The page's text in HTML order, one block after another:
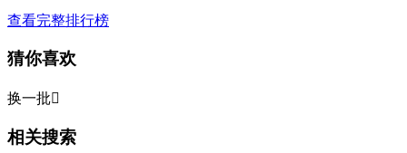
查看完整排行榜
猜你喜欢
换一批
相关搜索